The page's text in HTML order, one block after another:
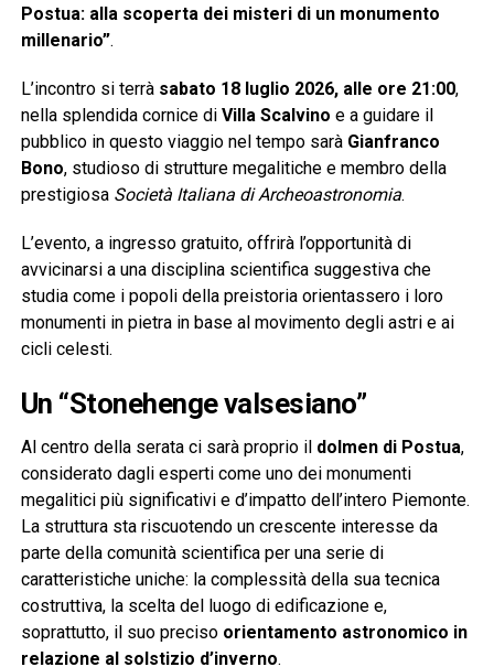
Postua: alla scoperta dei misteri di un monumento
millenario”.
L’incontro si terrà sabato 18 luglio 2026, alle ore 21:00,
nella splendida cornice di Villa Scalvino e a guidare il
pubblico in questo viaggio nel tempo sarà Gianfranco
Bono, studioso di strutture megalitiche e membro della
prestigiosa Società Italiana di Archeoastronomia.
L’evento, a ingresso gratuito, offrirà l’opportunità di
avvicinarsi a una disciplina scientifica suggestiva che
studia come i popoli della preistoria orientassero i loro
monumenti in pietra in base al movimento degli astri e ai
cicli celesti.
Un “Stonehenge valsesiano”
Al centro della serata ci sarà proprio il dolmen di Postua,
considerato dagli esperti come uno dei monumenti
megalitici più significativi e d’impatto dell’intero Piemonte.
La struttura sta riscuotendo un crescente interesse da
parte della comunità scientifica per una serie di
caratteristiche uniche: la complessità della sua tecnica
costruttiva, la scelta del luogo di edificazione e,
soprattutto, il suo preciso orientamento astronomico in
relazione al solstizio d’inverno.